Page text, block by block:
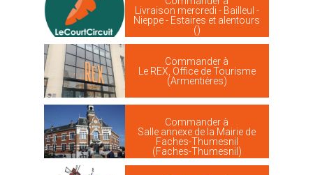
Livraison mercredi - Bailleul -
Nieppe - Estaires et alentours
()
Commander à
Le REX, Office de Tourisme
(Armentières)
Commander à
Salle annexe de la Mairie de
Faches-Thumesnil
(Faches-Thumesnil)